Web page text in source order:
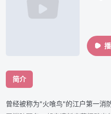
简介
曾经被称为"火喰鸟"的江户第一消